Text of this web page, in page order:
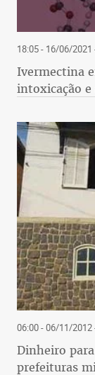
18:05 - 16/06/2021
Ivermectina
intoxicação e
06:00 - 06/11/2012
Dinheiro
prefeituras